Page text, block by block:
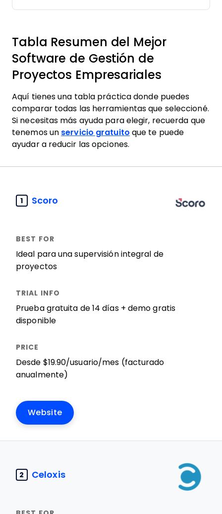
Tabla Resumen del Mejor
Software de Gestión de
Proyectos Empresariales
Aquí tienes una tabla práctica donde puedes
comparar todas las herramientas que seleccioné.
Si necesitas más ayuda para elegir, recuerda que
tenemos un servicio gratuito que te puede
ayudar a reducir las opciones.
1 Scoro
Ideal para una supervisión integral de
proyectos
Prueba gratuita de 14 días + demo gratis
disponible
Desde $19.90/usuario/mes (facturado
anualmente)
Website
2 Celoxis